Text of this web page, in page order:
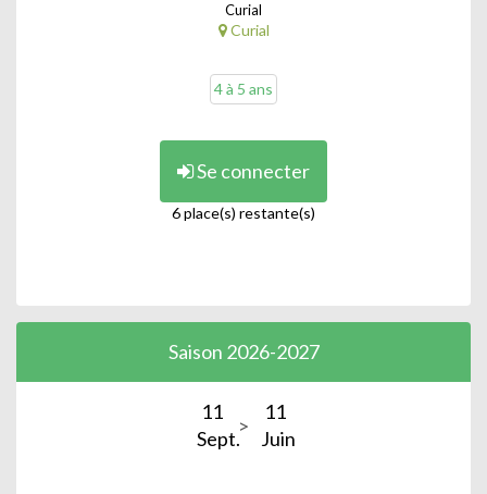
Curial
Curial
4 à 5 ans
Se connecter
6 place(s) restante(s)
Saison 2026-2027
11
Sept.
11
Juin